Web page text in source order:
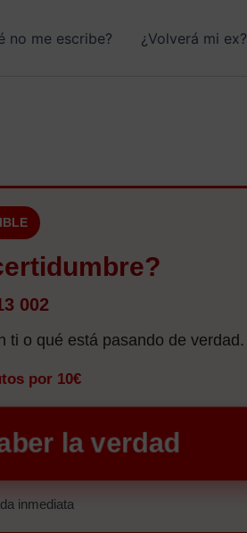
no me escribe? ¿Volverá mi ex?
002
ti o qué está pasando de verdad.
por 10€
la verdad
inmediata